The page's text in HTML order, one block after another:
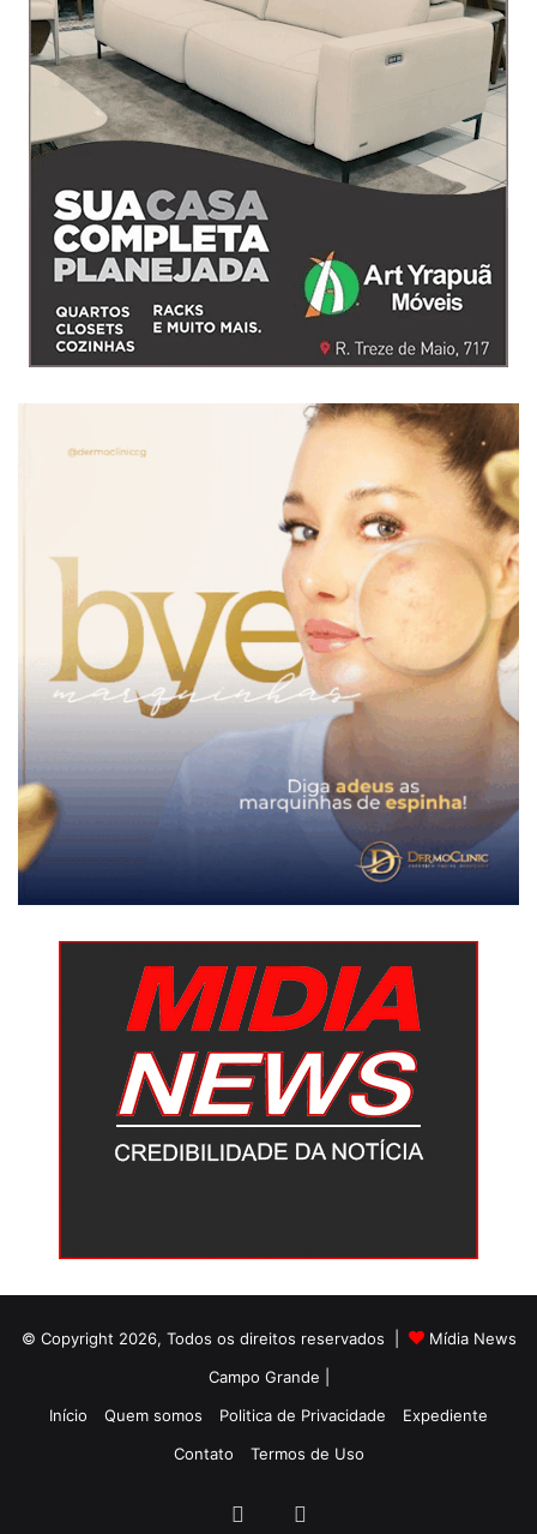
© Copyright 2026, Todos os direitos reservados |
Mídia News
Campo Grande |
Início
Quem somos Politica de Privacidade
Expediente
Contato
Termos de Uso
Facebook